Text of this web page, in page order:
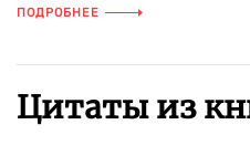
ПОДРОБНЕЕ
Цитаты из